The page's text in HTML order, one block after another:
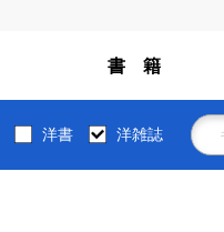
書 籍
洋書 洋雑誌